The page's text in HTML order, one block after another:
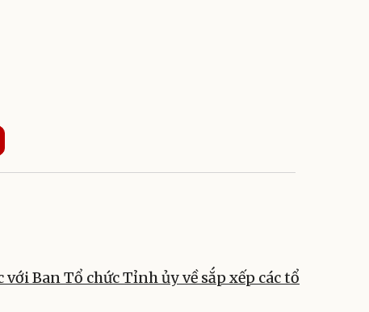
Ban Tổ chức Tỉnh ủy về sắp xếp các tổ